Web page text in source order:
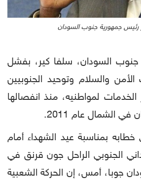
رئيس جمهورية جنوب السودان
السودان، سلفا كير، بفشل
والسلام وتوحيد الجنوبيين
الخدمات لمواطنيه، منذ انفصالها
الشمال عام 2011.
بمناسبة عيد الشهداء أمام
الجنوبي الراحل جون قرنق في
جوبا، أمس، إن الحركة الشعبية